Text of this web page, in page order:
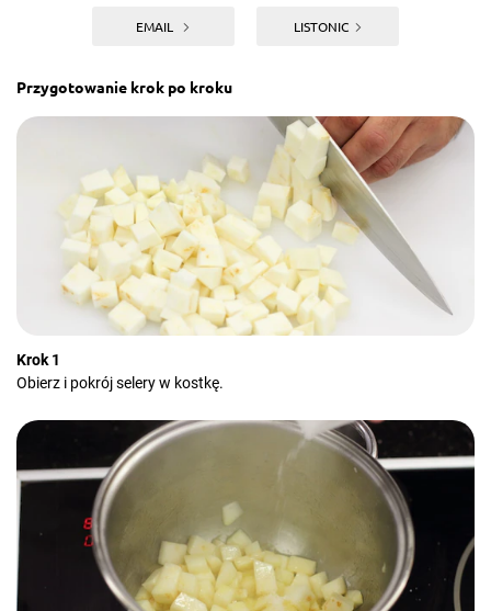
EMAIL LISTONIC
Przygotowanie krok po kroku
Krok 1
Obierz i pokrój selery w kostkę.